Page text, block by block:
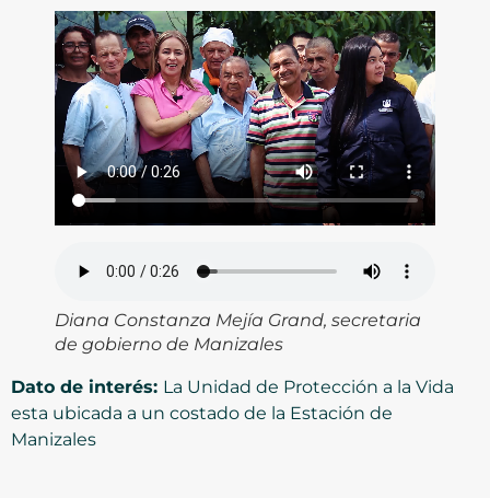
Diana Constanza Mejía Grand, secretaria
de gobierno de Manizales
Dato de interés: La Unidad de Protección a la Vida
esta ubicada a un costado de la Estación de
Manizales